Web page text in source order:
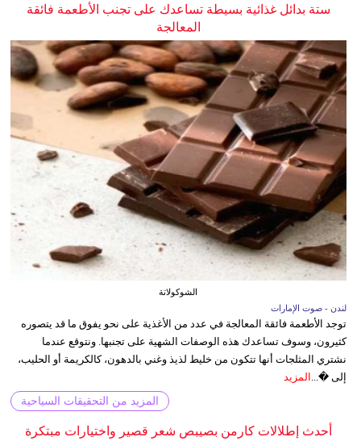
ستة بدائل غذائية بسيطة تساعدك على تجنب الأطعمة فائقة
المعالجة
الشوكولاتة
لندن - صوت الإمارات
توجد الأطعمة فائقة المعالجة في عدد من الأغذية على نحو يفوق ما قد يتصوره
كثيرون، وسوف تساعدك هذه الوصفات الشهية على تجنبها. ونتوقع عندما
نشتري المثلجات أنها تتكون من خليط لذيذ وغني بالدهون، كالكريمة أو الحليب،
إلى �... المزيد
المزيد من التحقيقات السياحية
أحدث إطلالات كارمن بصيبص شعر قصير واختيارات مبتكرة